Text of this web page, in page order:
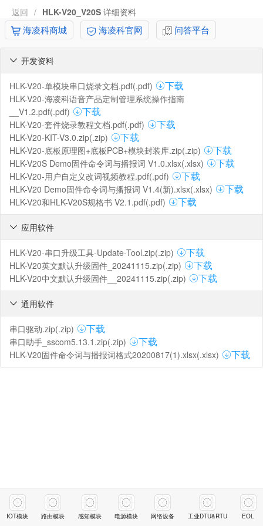
返回 / HLK-V20_V20S 详细资料
海凌科商城 海凌科官网 问答平台
开发资料

HLK-V20-单模块串口烧录文档.pdf(.pdf) 下载
HLK-V20-海凌科语音产品定制管理系统操作指南
__V1.2.pdf(.pdf) 下载
HLK-V20-套件烧录教程文档.pdf(.pdf) 下载
HLK-V20-KIT-V3.0.zip(.zip) 下载
HLK-V20-底板原理图+底板PCB+模块封装库.zip(.zip) 下载
HLK-V20S Demo固件命令词与播报词 V1.0.xlsx(.xlsx) 下载
HLK-V20-用户自定义改词视频教程.pdf(.pdf) 下载
HLK-V20 Demo固件命令词与播报词 V1.4(新).xlsx(.xlsx) 下载
HLK-V20和HLK-V20S规格书 V2.1.pdf(.pdf) 下载
应用软件

HLK-V20-串口升级工具-Update-Tool.zip(.zip) 下载
HLK-V20英文默认升级固件_20241115.zip(.zip) 下载
HLK-V20中文默认升级固件__20241115.zip(.zip) 下载
通用软件

串口驱动.zip(.zip) 下载
串口助手_sscom5.13.1.zip(.zip) 下载
HLK-V20固件命令词与播报词格式20200817(1).xlsx(.xlsx) 下载
IOT模块 路由模块 感知模块 电源模块 网络设备 工业DTU&RTU EOL